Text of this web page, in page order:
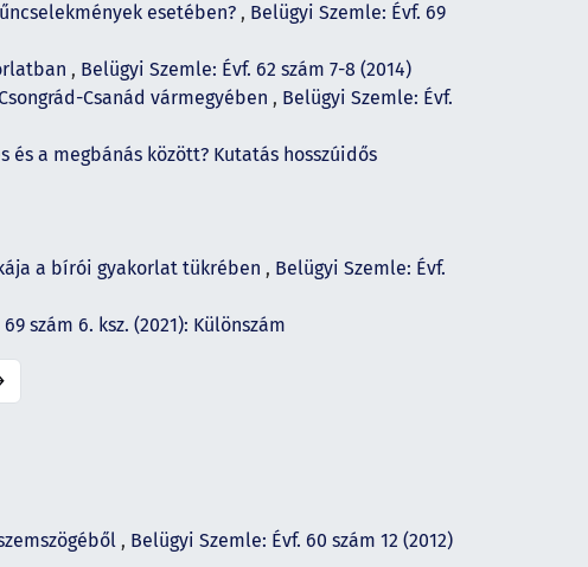
esetében? , Belügyi Szemle: Évf. 69
, Belügyi Szemle: Évf. 62 szám 7-8 (2014)
Csanád vármegyében , Belügyi Szemle: Évf.
és a megbánás között? Kutatás hosszúidős
a bírói gyakorlat tükrében , Belügyi Szemle: Évf.
szám 6. ksz. (2021): Különszám
, Belügyi Szemle: Évf. 60 szám 12 (2012)